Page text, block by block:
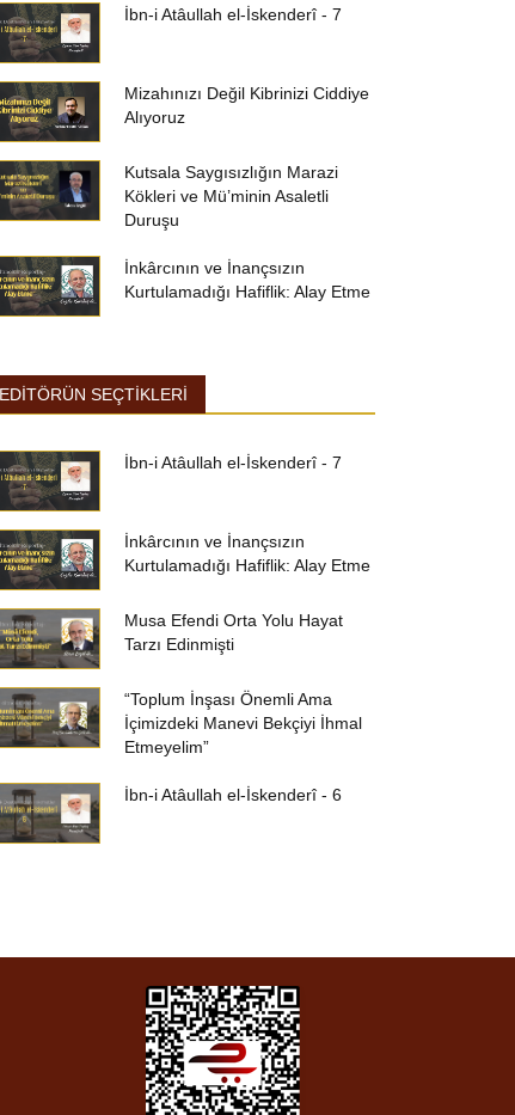
İbn-i Atâullah el-İskenderî - 7
Mizahınızı Değil Kibrinizi Ciddiye
Alıyoruz
Kutsala Saygısızlığın Marazi
Kökleri ve Mü’minin Asaletli
Duruşu
İnkârcının ve İnançsızın
Kurtulamadığı Hafiflik: Alay Etme
EDİTÖRÜN SEÇTİKLERİ
İbn-i Atâullah el-İskenderî - 7
İnkârcının ve İnançsızın
Kurtulamadığı Hafiflik: Alay Etme
Musa Efendi Orta Yolu Hayat
Tarzı Edinmişti
“Toplum İnşası Önemli Ama
İçimizdeki Manevi Bekçiyi İhmal
Etmeyelim”
İbn-i Atâullah el-İskenderî - 6